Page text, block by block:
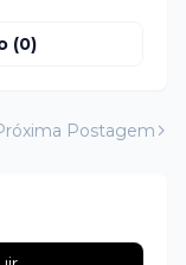
(0)
Postagem